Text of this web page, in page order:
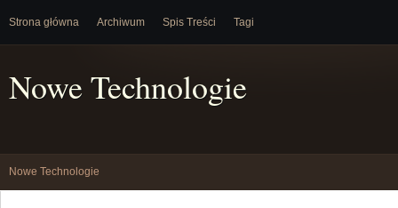
Strona główna Archiwum Spis Treści Tagi
Nowe Technologie
Nowe Technologie